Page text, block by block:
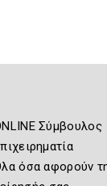
Σύμβουλος
όσα αφορούν